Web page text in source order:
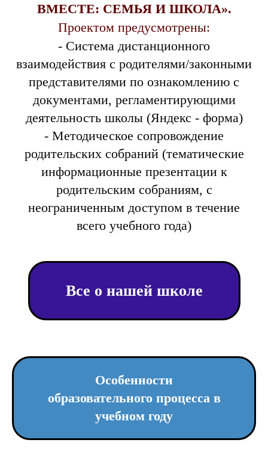
ВМЕСТЕ: СЕМЬЯ И ШКОЛА».
Проектом предусмотрены:​​​​​​​​​​​​​​​​​​​​​
- Система дистанционного
взаимодействия с родителями/законными
представителями по ознакомлению с
документами, регламентирующими
деятельность школы (Яндекс - форма)
- Методическое сопровождение
родительских собраний (тематические
информационные презентации к
родительским собраниям, с
неограниченным доступом в течение
всего учебного года)
Все о нашей школе
Особенности
образовательного процесса в
учебном году